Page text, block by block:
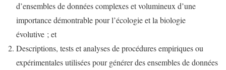
d’ensembles de données complexes et volumineux d’une
importance démontrable pour l’écologie et la biologie
évolutive ; et
Descriptions, tests et analyses de procédures empiriques ou
expérimentales utilisées pour générer des ensembles de données